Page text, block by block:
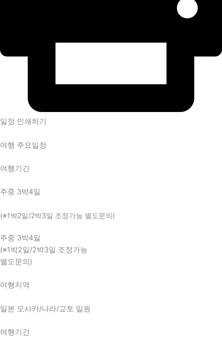
일정 인쇄하기
여행 주요일정
여행기간
주중 3박4일
(※1박2일/2박3일 조정가능 별도문의)
주중 3박4일
(※1박2일/2박3일 조정가능
별도문의)
여행지역
일본 오사카/나라/교토 일원
여행기간